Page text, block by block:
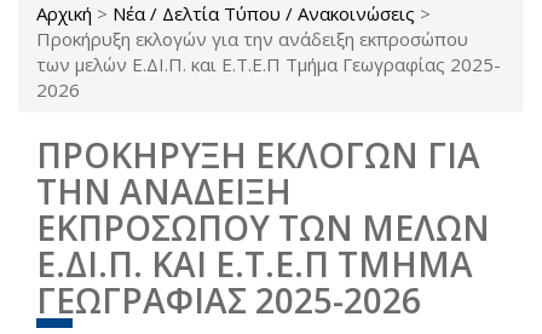
Είστε εδώ
Αρχική > Νέα / Δελτία Τύπου / Ανακοινώσεις >
Προκήρυξη εκλογών για την ανάδειξη εκπροσώπου
των μελών Ε.ΔΙ.Π. και Ε.Τ.Ε.Π Τμήμα Γεωγραφίας 2025-
2026
ΠΡΟΚΗΡΥΞΗ ΕΚΛΟΓΩΝ ΓΙΑ
ΤΗΝ ΑΝΑΔΕΙΞΗ
ΕΚΠΡΟΣΩΠΟΥ ΤΩΝ ΜΕΛΩΝ
Ε.ΔΙ.Π. ΚΑΙ Ε.Τ.Ε.Π ΤΜΗΜΑ
ΓΕΩΓΡΑΦΙΑΣ 2025-2026